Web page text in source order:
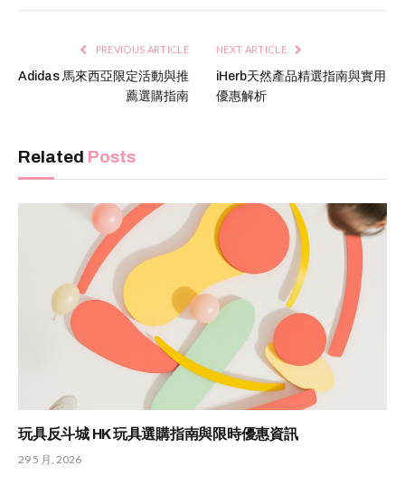
PREVIOUS ARTICLE
Adidas 馬來西亞限定活動與推
薦選購指南
NEXT ARTICLE
iHerb天然產品精選指南與實用
優惠解析
Related Posts
玩具反斗城 HK 玩具選購指南與限時優惠資訊
29 5 月, 2026